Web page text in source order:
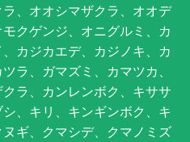
、オオシマザクラ、オオデ
クゲンジ、オニグルミ、カ
カジカエデ、カジノキ、カ
ラ、ガマズミ、カマツカ、
ラ、カンレンボク、キササ
、キリ、キンギンボク、キ
ギ、クマシデ、クマノミズ